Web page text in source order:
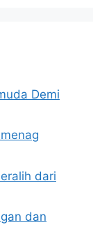
Demi
dari
dan